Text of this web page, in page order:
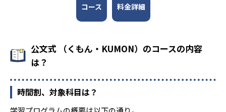
コース 料金詳細
公文式 （くもん・KUMON）のコースの内容
は？
時間割、対象科目は？